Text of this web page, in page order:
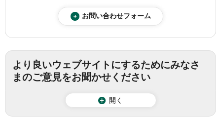
より良いウェブサイトにするためにみなさ
まのご意見をお聞かせください
開く